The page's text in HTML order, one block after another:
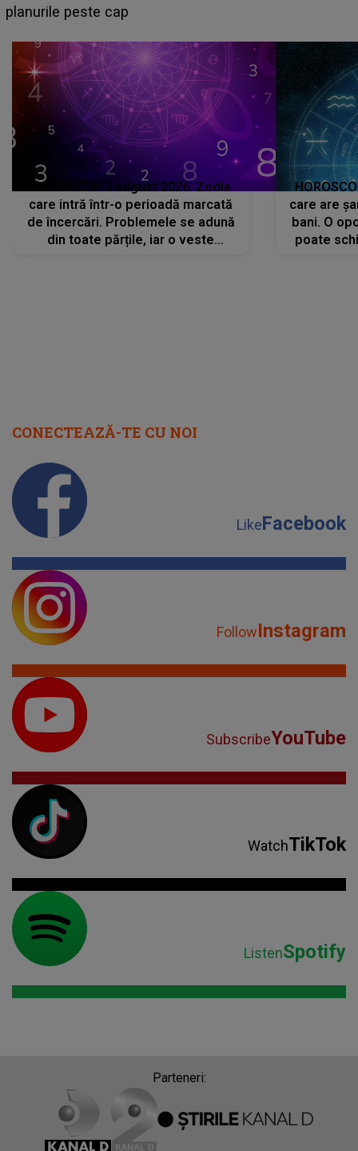
sa: "I-am spus și ei în față, eu nu te iubesc pentru
HOROSCOP 7 august 2026. Zodia
care intră într-o perioadă marcată
de încercări. Problemele se adună
din toate părțile, iar o veste
care are
bani. O
poate
CONECTEAZĂ-TE CU NOI
LikeFacebook
FollowInstagram
SubscribeYouTube
WatchTikTok
ListenSpotify
Parteneri: